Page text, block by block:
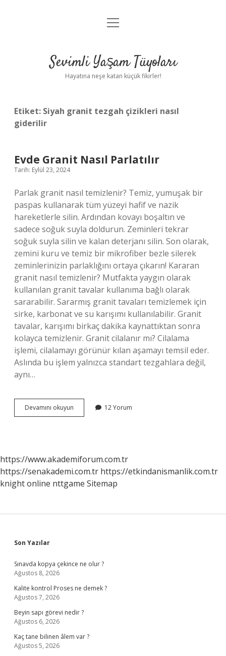
Anasayfa
Yasal Uyarı
menüyü
Sevimli Yaşam Tüyoları
Hayatına neşe katan küçük fikirler!
Etiket: Siyah granit tezgah çizikleri nasıl
giderilir
Evde Granit Nasıl Parlatılır
Tarih: Eylül 23, 2024
Parlak granit nasıl temizlenir? Temiz, yumuşak bir
paspas kullanarak tüm yüzeyi hafif ve nazik
hareketlerle silin. Ardından kovayı boşaltın ve
sadece soğuk suyla doldurun. Zeminleri tekrar
soğuk suyla silin ve kalan deterjanı silin. Son olarak,
zemini kuru ve temiz bir mikrofiber bezle silerek
zeminlerinizin parlaklığını ortaya çıkarın! Kararan
granit nasıl temizlenir? Mutfakta yaygın olarak
kullanılan granit tavalar kullanıma bağlı olarak
sararabilir. Sararmış granit tavaları temizlemek için
sirke, karbonat ve su karışımı kullanılabilir. Granit
tavalar, karışımı birkaç dakika kaynattıktan sonra
kolayca temizlenir. Granit cilalanır mı? Cilalama
işlemi, cilalamayı görünür kılan aşamayı temsil eder.
Aslında bu işlem yalnızca standart tezgahlara değil,
aynı…
Devamını okuyun
Granit
12 Yorum
https://www.akademiforum.com.tr
https://senakademi.com.tr https://etkindanismanlik.com.tr
knight online nttgame Sitemap
Sidebar
Son Yazılar
Sınavda kopya çekince ne olur ?
Ağustos 8, 2026
Kalite kontrol Proses ne demek ?
Ağustos 7, 2026
Beyin sapı görevi nedir ?
Ağustos 6, 2026
Kaç tane bilinen âlem var ?
Ağustos 5, 2026